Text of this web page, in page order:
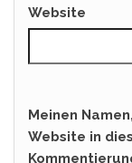
Website
Meinen
Website in